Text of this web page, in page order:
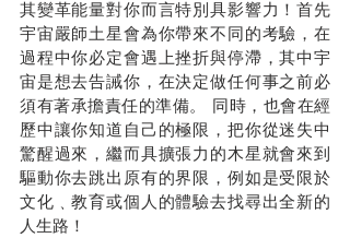
其變革能量對你而言特別具影響力！首先
宇宙嚴師土星會為你帶來不同的考驗，在
過程中你必定會遇上挫折與停滯，其中宇
宙是想去告誡你，在決定做任何事之前必
須有著承擔責任的準備。 同時，也會在經
歷中讓你知道自己的極限，把你從迷失中
驚醒過來，繼而具擴張力的木星就會來到
驅動你去跳出原有的界限，例如是受限於
文化﹑教育或個人的體驗去找尋出全新的
人生路！